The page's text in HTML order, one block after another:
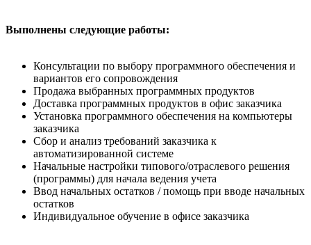
Выполнены следующие работы:
Консультации по выбору программного обеспечения и
вариантов его сопровождения
Продажа выбранных программных продуктов
Доставка программных продуктов в офис заказчика
Установка программного обеспечения на компьютеры
заказчика
Сбор и анализ требований заказчика к
автоматизированной системе
Начальные настройки типового/отраслевого решения
(программы) для начала ведения учета
Ввод начальных остатков / помощь при вводе начальных
остатков
Индивидуальное обучение в офисе заказчика